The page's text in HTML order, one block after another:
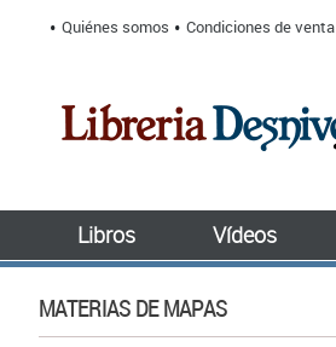
Quiénes somos Condiciones de venta
Libros Vídeos
MATERIAS DE MAPAS